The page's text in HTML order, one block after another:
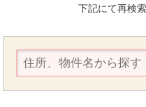
下記にて再検